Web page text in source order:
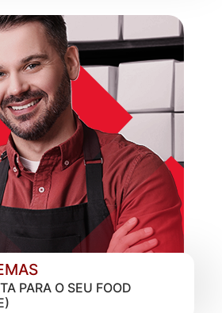
PARA O SEU FOOD